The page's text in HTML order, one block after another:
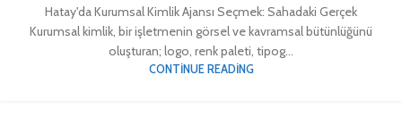
Hatay'da Kurumsal Kimlik Ajansı Seçmek: Sahadaki Gerçek
Kurumsal kimlik, bir işletmenin görsel ve kavramsal bütünlüğünü
oluşturan; logo, renk paleti, tipog...
CONTINUE READING